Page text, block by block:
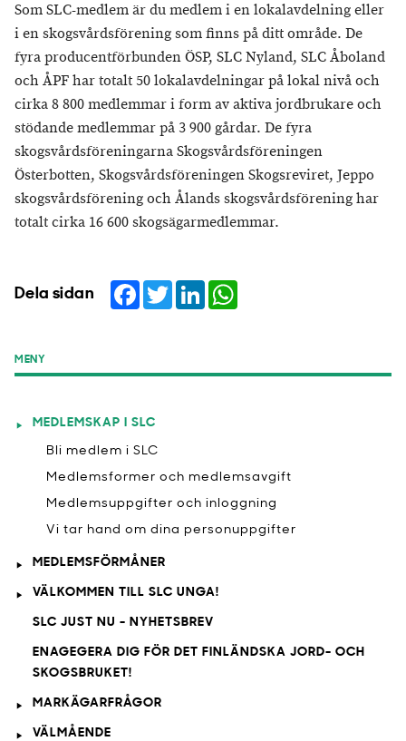
Som SLC-medlem är du medlem i en lokalavdelning eller
i en skogsvårdsförening som finns på ditt område. De
fyra producentförbunden ÖSP, SLC Nyland, SLC Åboland
och ÅPF har totalt 50 lokalavdelningar på lokal nivå och
cirka 8 800 medlemmar i form av aktiva jordbrukare och
stödande medlemmar på 3 900 gårdar. De fyra
skogsvårdsföreningarna Skogsvårdsföreningen
Österbotten, Skogsvårdsföreningen Skogsreviret, Jeppo
skogsvårdsförening och Ålands skogsvårdsförening har
totalt cirka 16 600 skogsägarmedlemmar.
Dela sidan Facebook
TwitterLinkedIn
MENY
MEDLEMSKAP I SLC
Bli medlem i SLC
Medlemsformer och medlemsavgift
Medlemsuppgifter och inloggning
Vi tar hand om dina personuppgifter
MEDLEMSFÖRMÅNER
VÄLKOMMEN TILL SLC UNGA!
SLC JUST NU - NYHETSBREV
ENAGEGERA DIG FÖR DET FINLÄNDSKA JORD- OCH
SKOGSBRUKET!
MARKÄGARFRÅGOR
VÄLMÅENDE